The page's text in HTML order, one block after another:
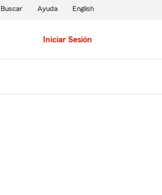
Iniciar Sesión
Buscar Ayuda English